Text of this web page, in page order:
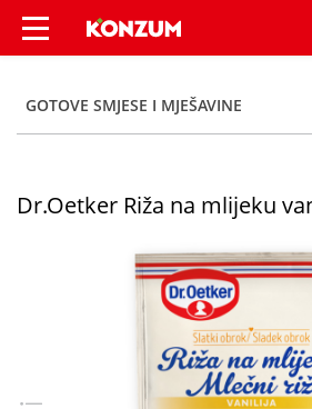
Dr.Oetker Riža na
GOTOVE SMJESE I MJEŠAVINE
Dr.Oetker Riža na mlijeku